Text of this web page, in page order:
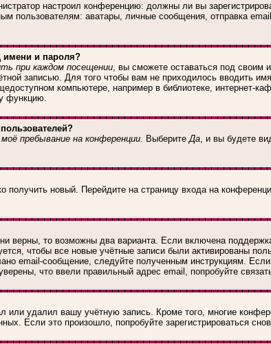
настроил конференцию: должны ли вы
пользователям: аватары, личные сообщения, отправка
имени и пароля?
при каждом посещении, вы сможете оставаться под своим
записью. Для того чтобы вам не приходилось вводить
компьютере, например в библиотеке, интернет-
функцию.
пребывание на конференции. ВыберитеДа, и вы будете
получить новый. Перейдите на страницу входа на
верны, то возможны два варианта. Если включена
чтобы все новые учётные записи были активированы
email-сообщение, следуйте полученным инструкциям.
что ввели правильный адрес email, попробуйте
или удалил вашу учётную запись. Кроме того, многие
Если это произошло, попробуйте зарегистрироваться